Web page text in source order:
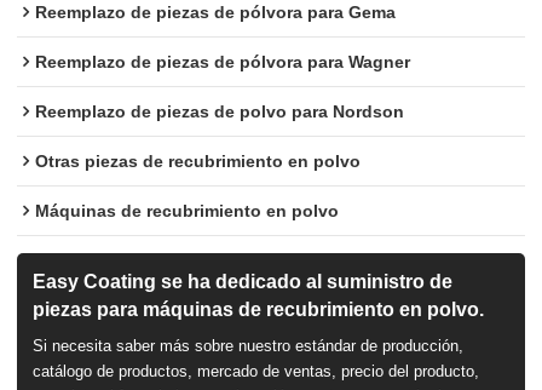
Reemplazo de piezas de pólvora para Gema
Reemplazo de piezas de pólvora para Wagner
Reemplazo de piezas de polvo para Nordson
Otras piezas de recubrimiento en polvo
Máquinas de recubrimiento en polvo
Easy Coating se ha dedicado al suministro de
piezas para máquinas de recubrimiento en polvo.
Si necesita saber más sobre nuestro estándar de producción,
catálogo de productos, mercado de ventas, precio del producto,